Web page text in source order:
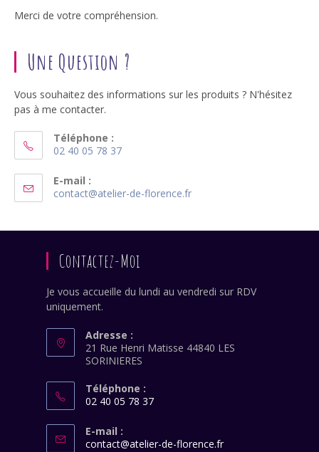
Merci de votre compréhension.
Une Question ?
Vous souhaitez des informations sur les produits ? N'hésitez
pas à me contacter.
Téléphone :
02 40 05 78 37
dans
votre
E-mail :
contact@atelier-de-florence.frS’ouvre
application
Contactez-Moi
Je vous accueille du lundi au vendredi sur RDV
uniquement.
Adresse :
21 Rue Henri Matisse 44840 LES
SORINIERES
Téléphone :
02 40 05 78 37
dans
votre
E-mail :
contact@atelier-de-florence.frS’ouvre